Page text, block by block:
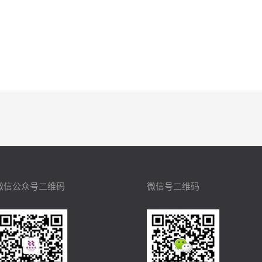
微信号二维码
信公众号二维码